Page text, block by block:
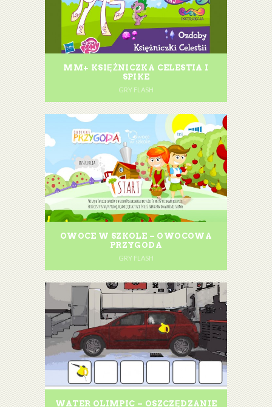
MM+ KSIĘŻNICZKA CELESTIA I
SPIKE
GRY FLASH
OWOCE W SZKOLE – OWOCOWA
PRZYGODA
GRY FLASH
WATER OLIMPIC – OSZCZĘDZANIE